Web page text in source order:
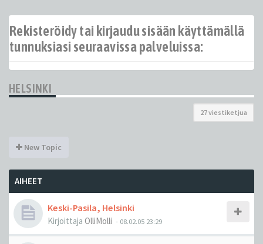
Rekisteröidy tai kirjaudu sisään käyttämällä
tunnuksiasi seuraavissa palveluissa:
HELSINKI
27 viestiketjua
New Topic
AIHEET
Keski-Pasila, Helsinki
Kirjoittaja OlliMolli - 08.02.05 23:29